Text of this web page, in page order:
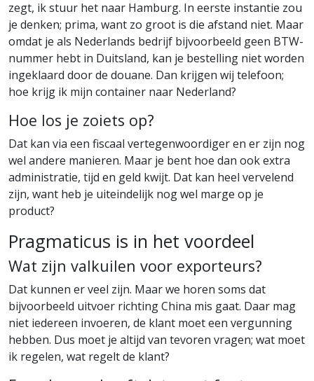
zegt, ik stuur het naar Hamburg. In eerste instantie zou
je denken; prima, want zo groot is die afstand niet. Maar
omdat je als Nederlands bedrijf bijvoorbeeld geen BTW-
nummer hebt in Duitsland, kan je bestelling niet worden
ingeklaard door de douane. Dan krijgen wij telefoon;
hoe krijg ik mijn container naar Nederland?
Hoe los je zoiets op?
Dat kan via een fiscaal vertegenwoordiger en er zijn nog
wel andere manieren. Maar je bent hoe dan ook extra
administratie, tijd en geld kwijt. Dat kan heel vervelend
zijn, want heb je uiteindelijk nog wel marge op je
product?
Pragmaticus is in het voordeel
Wat zijn valkuilen voor exporteurs?
Dat kunnen er veel zijn. Maar we horen soms dat
bijvoorbeeld uitvoer richting China mis gaat. Daar mag
niet iedereen invoeren, de klant moet een vergunning
hebben. Dus moet je altijd van tevoren vragen; wat moet
ik regelen, wat regelt de klant?